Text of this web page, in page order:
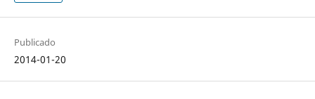
Publicado
2014-01-20